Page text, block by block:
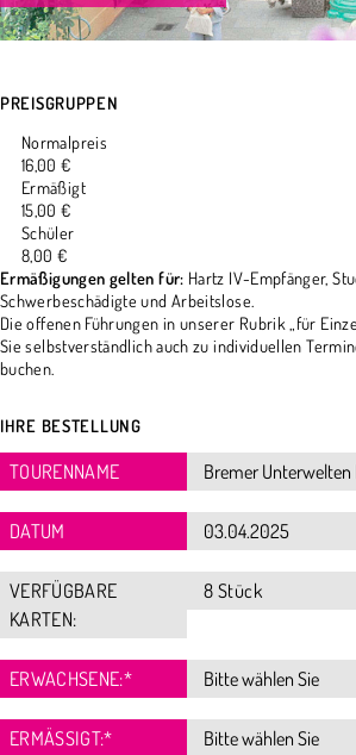
PREISGRUPPEN
Normalpreis
16,00 €
Ermäßigt
15,00 €
Schüler
8,00 €
Ermäßigungen gelten für: Hartz IV-Empfänger,
Schwerbeschädigte und Arbeitslose.
Die offenen Führungen in unserer Rubrik „für
Sie selbstverständlich auch zu individuellen
buchen.
IHRE BESTELLUNG
TOURENNAME
DATUM
VERFÜGBARE
KARTEN:
8 Stück
ERWACHSENE:*
ERMÄSSIGT:*